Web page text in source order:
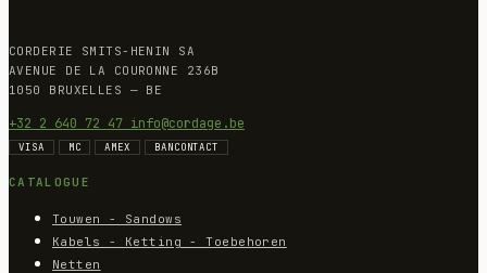
CORDERIE SMITS-HENIN SA
AVENUE DE LA COURONNE 236B
1050 BRUXELLES — BE
+32 2 640 72 47 info@cordage.be
VISA MC AMEX BANCONTACT
CATALOGUE
Touwen - Sandows
Kabels - Ketting - Toebehoren
Netten